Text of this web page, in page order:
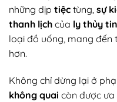
những dịp tiệc tùng, sự
thanh lịch của ly thủy
loại đồ uống, mang đến
hơn.
Không chỉ dừng lại ở
không quai còn được